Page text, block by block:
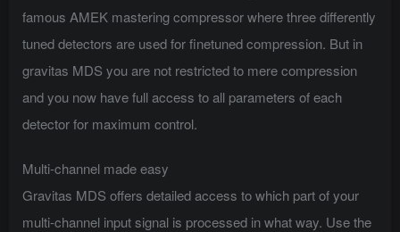
famous AMEK mastering compressor where three differently
tuned detectors are used for finetuned compression. But in
gravitas MDS you are not restricted to mere compression
and you now have full access to all parameters of each
detector for maximum control.
Multi-channel made easy
Gravitas MDS offers detailed access to which part of your
multi-channel input signal is processed in what way. Use the